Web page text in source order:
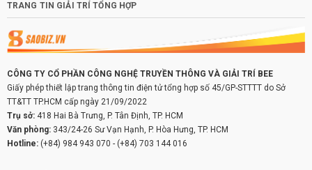
TRANG TIN GIẢI TRÍ TỔNG HỢP
CÔNG TY CỔ PHẦN CÔNG NGHỆ TRUYỀN THÔNG VÀ GIẢI TRÍ BEE
Giấy phép thiết lập trang thông tin điện tử tổng hợp số 45/GP-STTTT do Sở
TT&TT TP.HCM cấp ngày 21/09/2022
Trụ sở: 418 Hai Bà Trưng, P. Tân Định, TP. HCM
Văn phòng: 343/24-26 Sư Vạn Hạnh, P. Hòa Hưng, TP. HCM
Hotline: (+84) 984 943 070 - (+84) 703 144 016